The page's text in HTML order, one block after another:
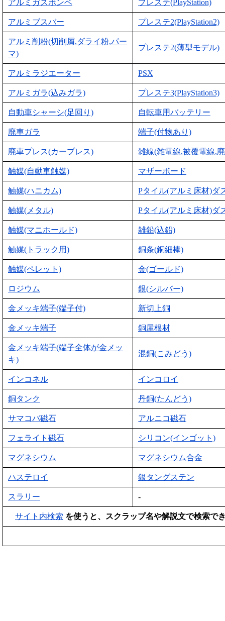
アルミガスボンベ プレステ(PlayStation)
アルミブスバー プレステ2(PlayStation2)
アルミ削粉(切削屑,ダライ粉,パー
マ)
プレステ2(薄型モデル)
アルミラジエーター PSX
アルミガラ(込みガラ) プレステ3(PlayStation3)
自動車シャーシ(足回り) 自転車用バッテリー
廃車ガラ 端子(付物あり)
廃車プレス(カープレス) 雑線(雑電線,被覆電線,
触媒(自動車触媒) マザーボード
触媒(ハニカム) Pタイル(アルミ床材)ダ
触媒(メタル) Pタイル(アルミ床材)ダ
触媒(マニホールド) 雑鉛(込鉛)
触媒(トラック用) 銅条(銅細棒)
触媒(ペレット) 金(ゴールド)
ロジウム 銀(シルバー)
金メッキ端子(端子付) 新切上銅
金メッキ端子 銅屋根材
金メッキ端子(端子全体が金メッ
キ)
混銅(こみどう)
インコネル インコロイ
銅タンク 丹銅(たんどう)
サマコバ磁石 アルニコ磁石
フェライト磁石 シリコン(インゴット)
マグネシウム マグネシウム合金
ハステロイ 銀タングステン
スラリー -
サイト内検索 を使うと、スクラップ名や解説文で検索で